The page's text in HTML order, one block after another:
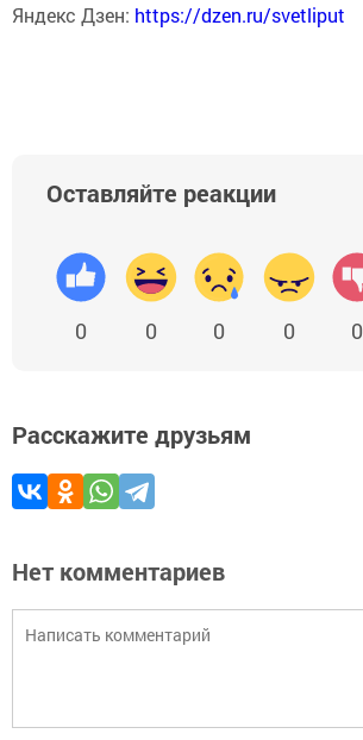
Яндекс Дзен: https://dzen.ru/svetliput
Оставляйте реакции
0 0 0 0 0
Расскажите друзьям
Нет комментариев